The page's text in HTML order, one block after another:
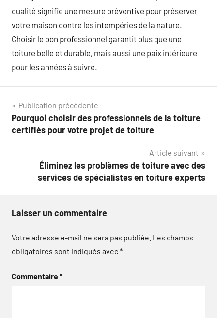
qualité signifie une mesure préventive pour préserver
votre maison contre les intempéries de la nature.
Choisir le bon professionnel garantit plus que une
toiture belle et durable, mais aussi une paix intérieure
pour les années à suivre.
Navigation
de
Publication précédente
Pourquoi choisir des professionnels de la toiture
certifiés pour votre projet de toiture
Article suivant
Éliminez les problèmes de toiture avec des
services de spécialistes en toiture experts
Laisser un commentaire
Votre adresse e-mail ne sera pas publiée. Les champs
obligatoires sont indiqués avec*
Commentaire*